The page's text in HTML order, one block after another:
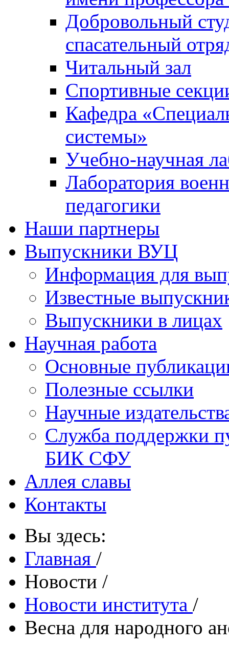
Добровольный
спасательный
Читальный зал
Спортивные
Кафедра
системы»
Учебно-научная
Лаборатория
педагогики
Наши партнеры
Выпускники ВУЦ
Информация для
Известные
Выпускники в лицах
Научная работа
Основные
Полезные ссылки
Научные
Служба поддержки
БИК СФУ
Аллея славы
Контакты
Вы здесь:
Главная /
Новости /
Новости института /
Весна для народного